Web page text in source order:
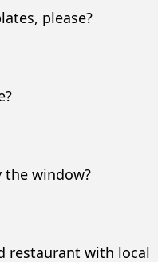
please?
window?
restaurant with local